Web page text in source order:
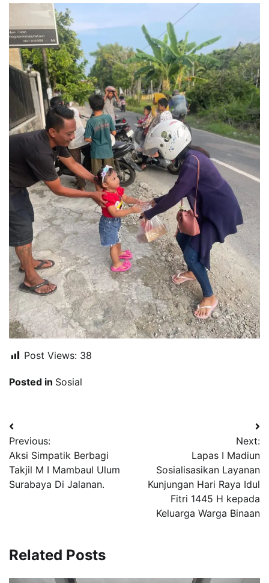
Post Views: 38
Posted in Sosial
Navigasi
pos
Previous:
Aksi Simpatik Berbagi
Takjil M I Mambaul Ulum
Surabaya Di Jalanan.
Next:
Lapas I Madiun
Sosialisasikan Layanan
Kunjungan Hari Raya Idul
Fitri 1445 H kepada
Keluarga Warga Binaan
Related Posts